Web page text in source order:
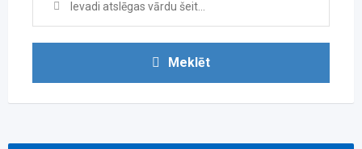
Meklēt